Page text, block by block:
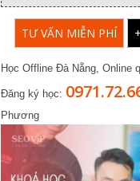
TƯ VẤN MIỄN PHÍ
Học Offline Đà Nẵng, Online
Đăng ký học:
Phương